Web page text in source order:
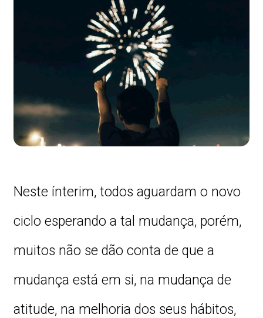
Neste ínterim, todos aguardam o novo
ciclo esperando a tal mudança, porém,
muitos não se dão conta de que a
mudança está em si, na mudança de
atitude, na melhoria dos seus hábitos,